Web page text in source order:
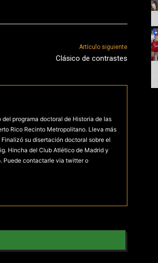
Artículo siguiente
Clásico de contrastes
programa doctoral de Historia de las
Rico Recinto Metropolitano. Lleva más
su disertación doctoral sobre el
Hincha del Club Atlético de Madrid y
Puede contactarle via twitter o